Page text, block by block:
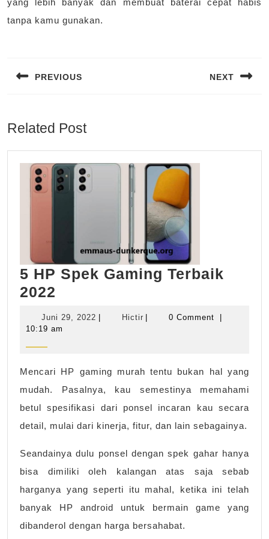
yang lebih banyak dan membuat baterai cepat habis
tanpa kamu gunakan.
PREVIOUS NEXT
Related Post
5 HP Spek Gaming Terbaik
2022
Spek
2022
Juni 29, 2022 Juni
HictirHictir 0 Comment
10:19 am
Mencari HP gaming murah tentu bukan hal yang
mudah. Pasalnya, kau semestinya memahami
betul spesifikasi dari ponsel incaran kau secara
detail, mulai dari kinerja, fitur, dan lain sebagainya.
Seandainya dulu ponsel dengan spek gahar hanya
bisa dimiliki oleh kalangan atas saja sebab
harganya yang seperti itu mahal, ketika ini telah
banyak HP android untuk bermain game yang
dibanderol dengan harga bersahabat.